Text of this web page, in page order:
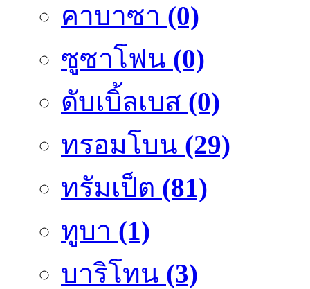
คาบาซา (0)
ซูซาโฟน (0)
ดับเบิ้ลเบส (0)
ทรอมโบน (29)
ทรัมเป็ต (81)
ทูบา (1)
บาริโทน (3)